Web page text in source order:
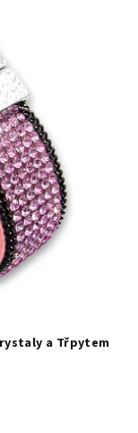
a Třpytem